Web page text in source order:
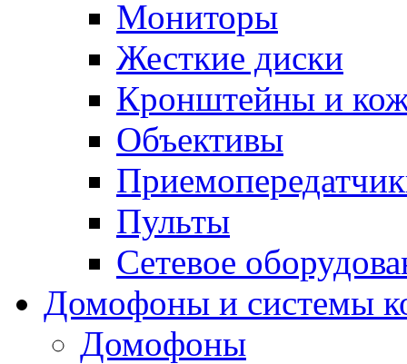
Мониторы
Жесткие диски
Кронштейны и
Объективы
Пульты
Сетевое
Домофоны и системы
Домофоны